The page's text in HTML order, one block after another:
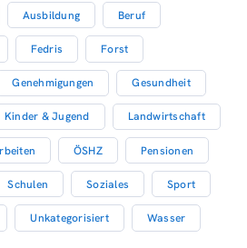
Ausbildung Beruf
Fedris Forst
Genehmigungen Gesundheit
Kinder & Jugend Landwirtschaft
ÖSHZ Pensionen
Schulen Soziales Sport
Unkategorisiert Wasser